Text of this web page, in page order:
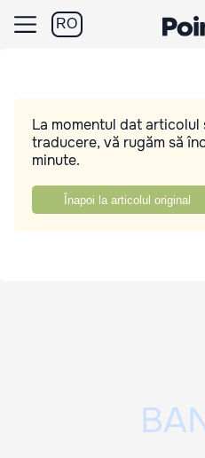
RO
La momentul dat
traducere, vă rugăm să
minute.
Înapoi la articolul original